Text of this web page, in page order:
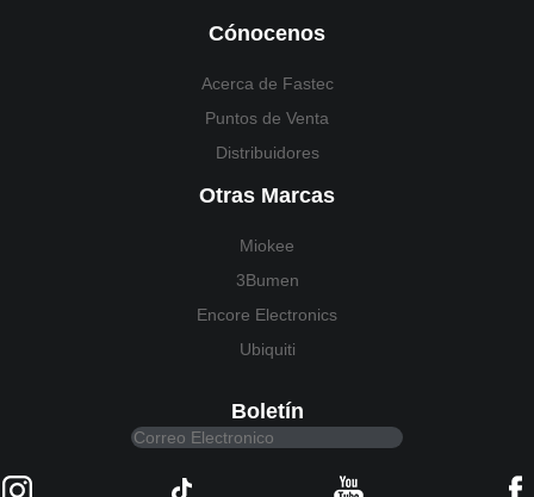
Cónocenos
Acerca de Fastec
Puntos de Venta
Distribuidores
Otras Marcas
Miokee
3Bumen
Encore Electronics
Ubiquiti
Boletín